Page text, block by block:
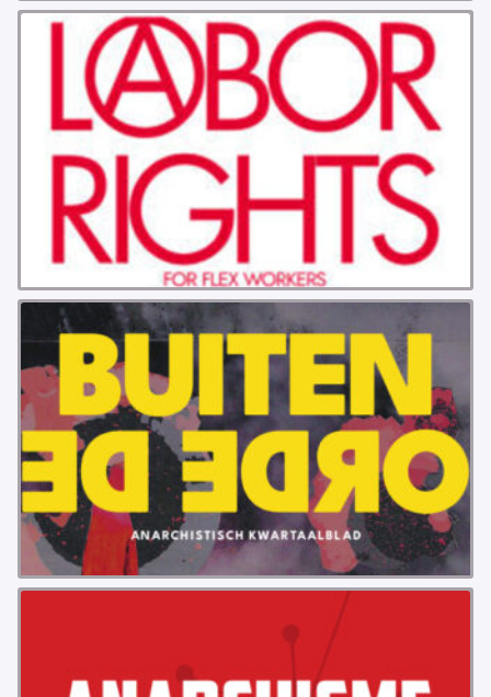
ANARCHISTISCH COLLECTIEF BRUGGE
VB AMSTERDAM
VRIJ COLLECTIEF KORTRIJK
LEUVENSE ANARCHISTISCHE GROEP
VB BELGIË
VB UTRECHT
VB FRIESLAND
VB WEST-FRIESLAND
ZWARTE MUGGEN
WERKGROEP ARBEID
WERKGROEP PROPAGANDA
ANARCHISME – EEN INTRODUCTIE